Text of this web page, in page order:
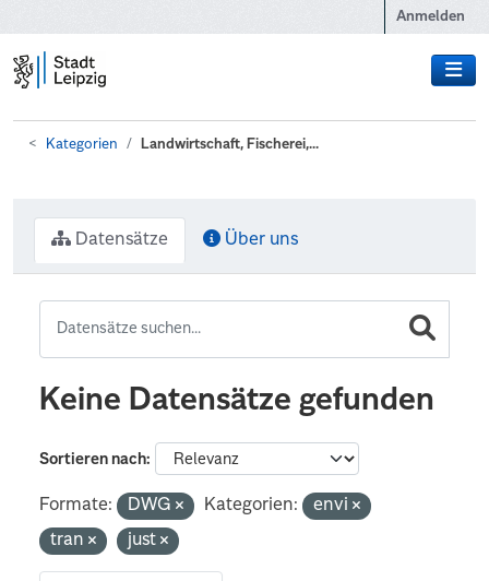
Anmelden
Kategorien Landwirtschaft, Fischerei,...
Datensätze Über uns
Keine Datensätze gefunden
Sortieren nach
Formate: DWG Kategorien:
envi
tran
just